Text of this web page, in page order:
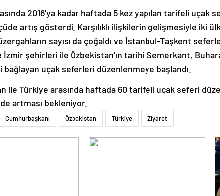
2016’ya kadar haftada 5 kez yapılan tarifeli uçak
artış gösterdi. Karşılıklı ilişkilerin gelişmesiyle iki
sayısı da çoğaldı ve İstanbul-Taşkent
İzmir şehirleri ile Özbekistan’ın tarihi Semerkant,
bağlayan uçak seferleri düzenlenmeye başlandı.
ile Türkiye arasında haftada 60 tarifeli uçak seferi
artması bekleniyor.
Cumhurbaşkanı Özbekistan Türkiye Ziyaret